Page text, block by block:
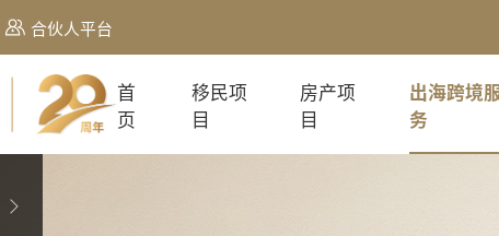
合伙人平台
首
页
移民项
目
房产项
目
出海跨境
务